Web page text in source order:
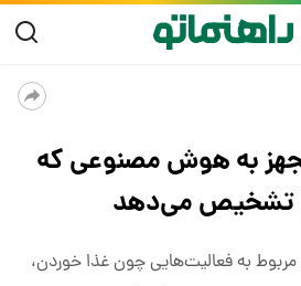
به هوش مصنوعی که
تشخیص می‌دهد
مربوط به فعالیت‌هایی چون غذا خوردن،